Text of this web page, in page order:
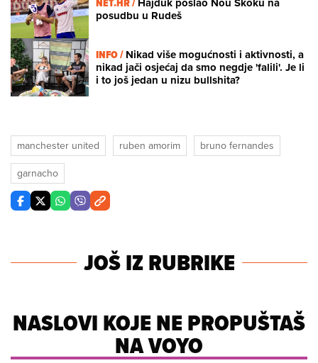
posudbu u Rudeš
INFO /Nikad više mogućnosti i aktivnosti, a
nikad jači osjećaj da smo negdje 'falili'. Je li
i to još jedan u nizu bullshita?
manchester united ruben amorim
bruno fernandes
garnacho
JOŠ IZ RUBRIKE
NASLOVI KOJE NE PROPUŠTAŠ
NA VOYO